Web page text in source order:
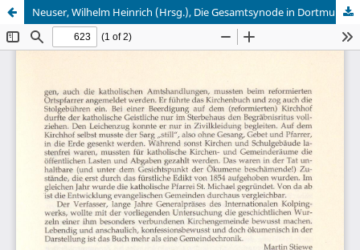
Neuser, Wilhelm Heinrich (Hrsg.), Die Gesamtsynode in Dortmund im Jahr 1820, in: Die Protokolle der lutherisch-reformierten Gesamtsynode der Grafschaft Mark und ihrer Nebenquartiere, hg. vom Verein für Westfälische Kirchengeschichte, Bd. 4